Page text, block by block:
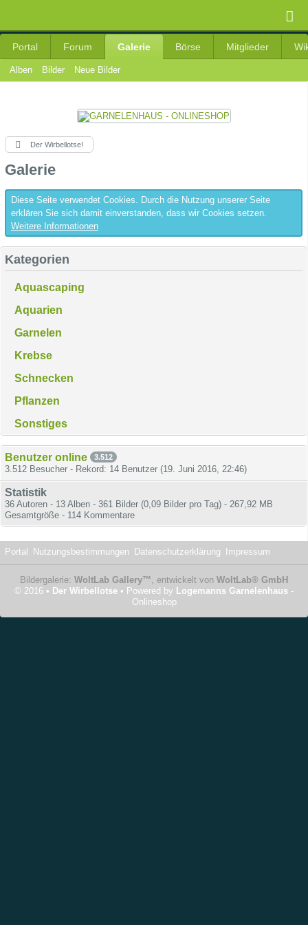
Portal Forum Galerie Börse Mitglieder
Alben Bilder Neue Bilder
Der Wirbellotse!
Galerie
Diese Seite verwendet Cookies. Durch die Nutzung unserer Seite
erklären Sie sich damit einverstanden, dass wir Cookies setzen.
Weitere Informationen
Kategorien
Aquascaping
Aquarien
Garnelen
Krebse
Schnecken
Pflanzen
Sonstiges
Benutzer online 3.512
3.512 Besucher - Rekord: 14 Benutzer (19. Juni 2016, 22:46)
Statistik
36 Autoren - 13 Alben - 361 Bilder (0,09 Bilder pro Tag) - 267,92 MB
Gesamtgröße - 114 Kommentare
Portal Nutzungsbestimmungen Datenschutzerklärung Impressum
Bildergalerie: WoltLab Gallery™, entwickelt von WoltLab® GmbH
© 2016 • Der Wirbellotse • Powered by Logemanns Garnelenhaus -
Onlineshop